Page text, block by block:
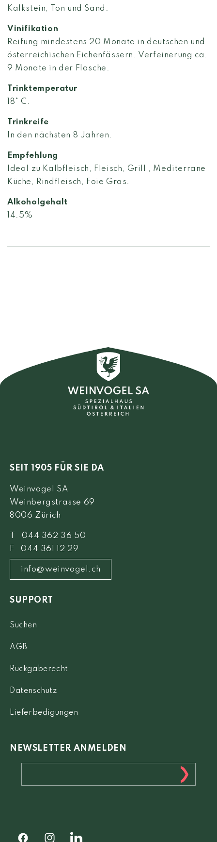
Kalkstein, Ton und Sand.
Vinifikation
Reifung mindestens 20 Monate in deutschen und
österreichischen Eichenfässern. Verfeinerung ca.
9 Monate in der Flasche.
Trinktemperatur
18° C.
Trinkreife
In den nächsten 8 Jahren.
Empfehlung
Ideal zu Kalbfleisch, Fleisch, Grill , Mediterrane
Küche, Rindfleisch, Foie Gras.
Alkoholgehalt
14.5%
SEIT 1905 FÜR SIE DA
Weinvogel SA
Weinbergstrasse 69
8006 Zürich
T 044 362 36 50
F 044 361 12 29
info@weinvogel.ch
SUPPORT
Suchen
AGB
Rückgaberecht
Datenschutz
Lieferbedigungen
NEWSLETTER ANMELDEN